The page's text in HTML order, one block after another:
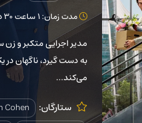
مدت زمان: 1 ساعت 30 دقیقه کشور:
مدیر اجرایی متکبر و زن ستیزی که به
به دست گیرد، ناگهان در یک تصادف
می‌کند...
ستارگان: Sacha Baron Cohen